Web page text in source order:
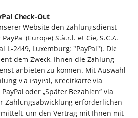
Check-Out
Website den Zahlungsdienst
(Europe) S.à.r.l. et Cie, S.C.A.
L-2449, Luxemburg; "PayPal"). Die
dem Zweck, Ihnen die Zahlung
anbieten zu können. Mit Auswahl
via PayPal, Kreditkarte via
oder „Später Bezahlen“ via
Zahlungsabwicklung erforderlichen
um den Vertrag mit Ihnen mit